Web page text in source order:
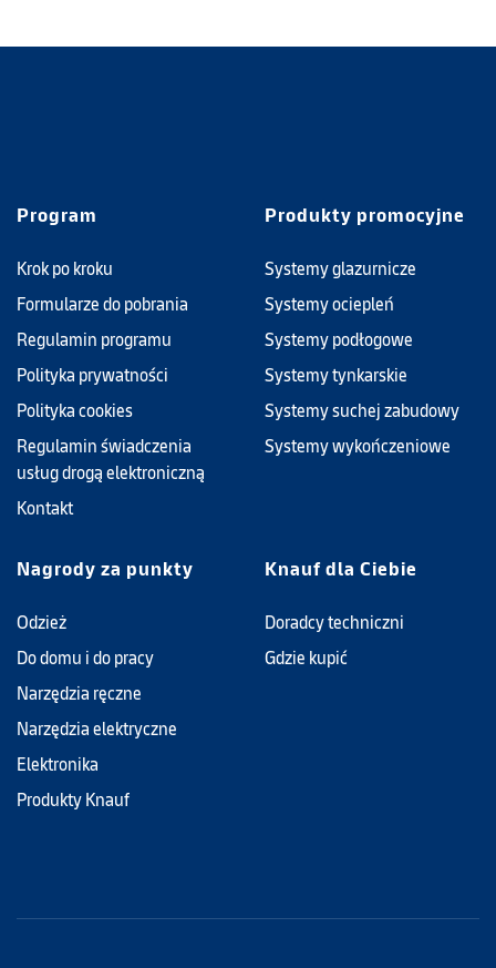
Program
Krok po kroku
Formularze do pobrania
Regulamin programu
Polityka prywatności
Polityka cookies
Regulamin świadczenia
usług drogą elektroniczną
Kontakt
Produkty promocyjne
Systemy glazurnicze
Systemy ociepleń
Systemy podłogowe
Systemy tynkarskie
Systemy suchej zabudowy
Systemy wykończeniowe
Nagrody za punkty
Odzież
Do domu i do pracy
Narzędzia ręczne
Narzędzia elektryczne
Elektronika
Produkty Knauf
Knauf dla Ciebie
Doradcy techniczni
Gdzie kupić